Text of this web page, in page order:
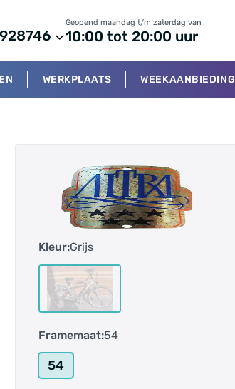
Geopend maandag t/m zaterdag van
10:00 tot 20:00 uur
WERKPLAATS WEEKAANBIEDING
Kleur:Grijs
Framemaat:54
54